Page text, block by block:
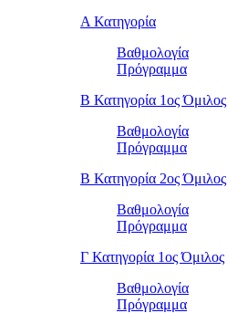
Α Κατηγορία
Βαθμολογία
Πρόγραμμα
Β Κατηγορία 1ος Όμιλος
Βαθμολογία
Πρόγραμμα
Β Κατηγορία 2ος Όμιλος
Βαθμολογία
Πρόγραμμα
Γ Κατηγορία 1ος Όμιλος
Βαθμολογία
Πρόγραμμα